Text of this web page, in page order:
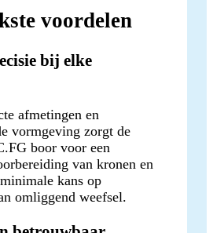
voordelen
bij elke
afmetingen en
vormgeving zorgt de
boor voor een
van kronen en
kans op
omliggend weefsel.